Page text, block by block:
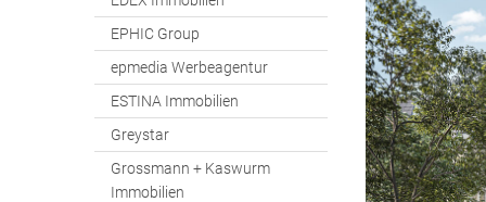
EPHIC Group
epmedia Werbeagentur
ESTINA Immobilien
Greystar
Grossmann + Kaswurm
Immobilien